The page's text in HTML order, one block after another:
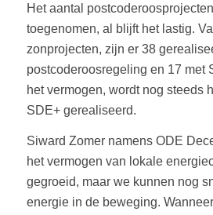
Het aantal
toegenomen, al blijft het lastig.
zonprojecten, zijn er 38
postcoderoosregeling en 17 met
het vermogen, wordt nog steeds
SDE+ gerealiseerd.
Siward Zomer namens ODE
het vermogen van lokale
gegroeid, maar we kunnen nog
energie in de beweging.